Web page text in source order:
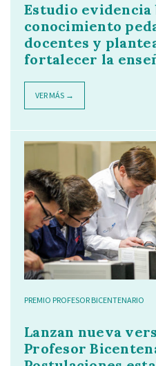
Estudio evidencia
conocimiento
docentes y
fortalecer la
VER MÁS →
PREMIO PROFESOR BICENTENARIO
Lanzan nueva
Profesor